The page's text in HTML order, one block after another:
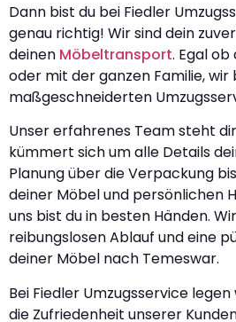
Dann bist du bei Fiedler
genau richtig! Wir sind dein
deinen Möbeltransport. Egal
oder mit der ganzen Familie, wir
maßgeschneiderten
Unser erfahrenes Team steht
kümmert sich um alle Details
Planung über die Verpackung
deiner Möbel und persönlichen
uns bist du in besten Händen.
reibungslosen Ablauf und eine
deiner Möbel nach Temeswar.
Bei Fiedler Umzugsservice
die Zufriedenheit unserer